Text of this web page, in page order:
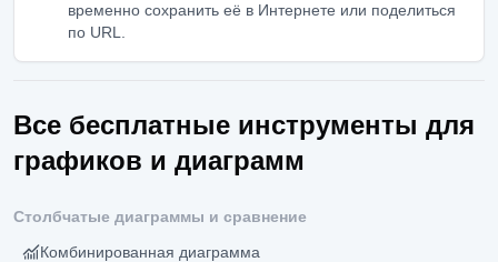
временно сохранить её в Интернете или поделиться
по URL.
Все бесплатные инструменты для
графиков и диаграмм
Столбчатые диаграммы и сравнение
Комбинированная диаграмма